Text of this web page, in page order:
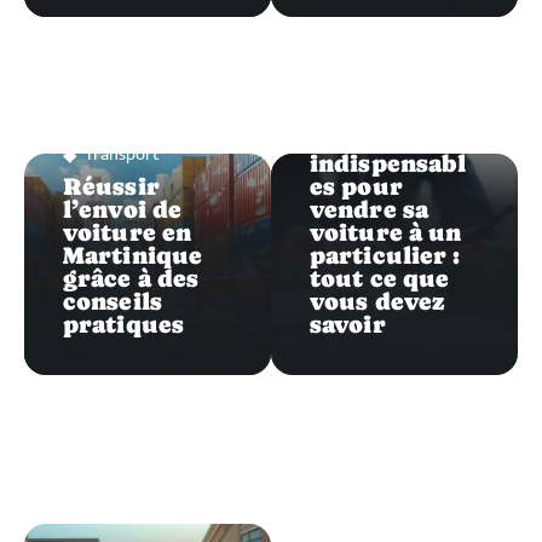
Transport
Réussir
l’envoi de
voiture en
Martinique
grâce à des
conseils
pratiques
indispensabl
es pour
vendre sa
voiture à un
particulier :
tout ce que
vous devez
savoir